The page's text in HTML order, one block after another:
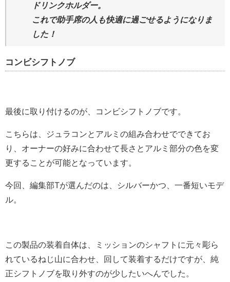
ドリンクホルダー。
これで助手席の人も快適に過ごせるようになりま
した！
コンビシフトノブ
最後に取り付けるのが、コンビシフトノブです。
こちらは、ジュラコンとアルミの組み合わせでできてお
り、オーナーの好みに合わせて長さとアルミ部分の色を変
更することが可能となっています。
今回、編集部Tが選んだのは、シルバーかつ、一番短いモデ
ル。
この製品の装着自体は、ミッションのシャフトに元々彫ら
れているねじ山に合わせ、回して装着するだけですが、純
正シフトノブを取り外すのが少したいへんでした。